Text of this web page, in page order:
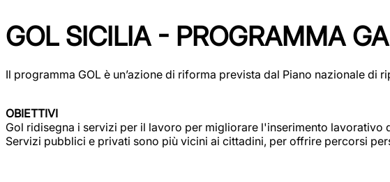
GOL SICILIA - PROGRAMMA
Il programma GOL è un’azione di riforma prevista dal Piano nazionale
OBIETTIVI
Gol ridisegna i servizi per il lavoro per migliorare l'inserimento lavorativo
Servizi pubblici e privati sono più vicini ai cittadini, per offrire percorsi